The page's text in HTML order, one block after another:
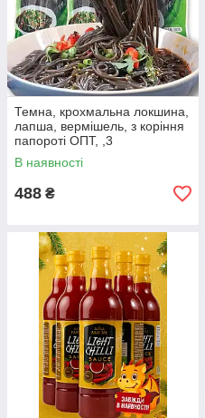
Темна, крохмальна локшина,
лапша, вермішель, з коріння
папороті ОПТ, ,3
уп*180г=540, Tm Jue Gen
Fen, Китай, ч
В наявності
488 ₴